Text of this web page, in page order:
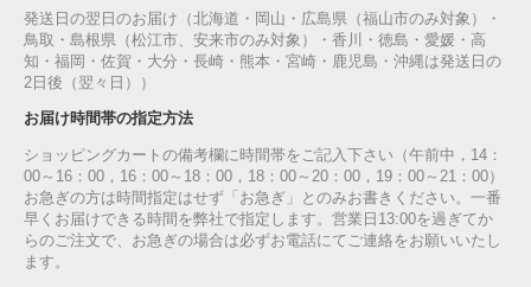
発送日の翌日のお届け（北海道・岡山・広島県（福山市のみ対象）・
鳥取・島根県（松江市、安来市のみ対象）・香川・徳島・愛媛・高
知・福岡・佐賀・大分・長崎・熊本・宮崎・鹿児島・沖縄は発送日の
2日後（翌々日））
お届け時間帯の指定方法
ショッピングカートの備考欄に時間帯をご記入下さい（午前中，14：
00～16：00，16：00～18：00，18：00～20：00，19：00～21：00）
お急ぎの方は時間指定はせず「お急ぎ」とのみお書きください。一番
早くお届けできる時間を弊社で指定します。営業日13:00を過ぎてか
らのご注文で、お急ぎの場合は必ずお電話にてご連絡をお願いいたし
ます。